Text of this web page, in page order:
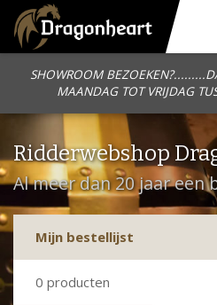
SHOWROOM
MAANDAG TOT VRIJDAG
Ridderwebshop
Al meer dan 20 jaar een
Mijn bestellijst
0 producten